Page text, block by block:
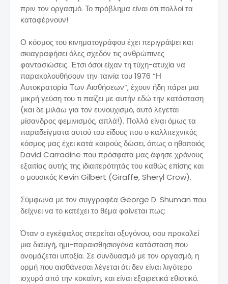
πριν τον οργασμό. Το πρόβλημα είναι ότι πολλοί τα
καταφέρνουν!
Ο κόσμος του κινηματογράφου έχει περιγράψει και
σκιαγραφήσει όλες σχεδόν τις ανθρώπινες
φαντασιώσεις. Έτσι όσοι είχαν τη τύχη-ατυχία να
παρακολουθήσουν την ταινία του 1976 “Η
Αυτοκρατορία Των Αισθήσεων“, έχουν ήδη πάρει μια
μικρή γεύση του τι παίζει με αυτήν εδώ την κατάσταση
(και δε μιλάω για τον ευνουχισμό, αυτό λέγεται
μίσανδρος φεμινισμός, απλά!). Πολλά είναι όμως τα
παραδείγματα αυτού του είδους που ο καλλιτεχνικός
κόσμος μας έχει κατά καιρούς δώσει, όπως ο ηθοποιός
David Carradine που πρόσφατα μας άφησε χρόνους
εξαιτίας αυτής της ιδιαιτερότητάς του καθώς επίσης και
ο μουσικός Kevin Gilbert (Giraffe, Sheryl Crow).
Σύμφωνα με τον συγγραφέα George D. Shuman που
δείχνει να το κατέχει το θέμα φαίνεται πως:
Όταν ο εγκέφαλος στερείται οξυγόνου, σου προκαλεί
μια διαυγή, ημι-παραισθησιογόνα κατάσταση που
ονομάζεται υποξία. Σε συνδυασμό με τον οργασμό, η
ορμή που αισθάνεσαι λέγεται ότι δεν είναι λιγότερο
ισχυρό από την κοκαΐνη, και είναι εξαιρετικά εθιστικό.